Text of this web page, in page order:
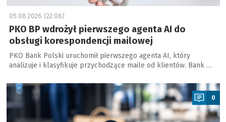
05.08.2026 (22:08)
PKO BP wdrożył pierwszego agenta AI do
obsługi korespondencji mailowej
PKO Bank Polski uruchomił pierwszego agenta AI, który
analizuje i klasyfikuje przychodzące maile od klientów. Bank …
a
0